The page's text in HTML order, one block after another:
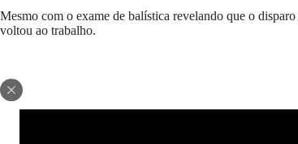
Mesmo com o exame de balística revelando que o
voltou ao trabalho.
Assine o Boletim Odara: